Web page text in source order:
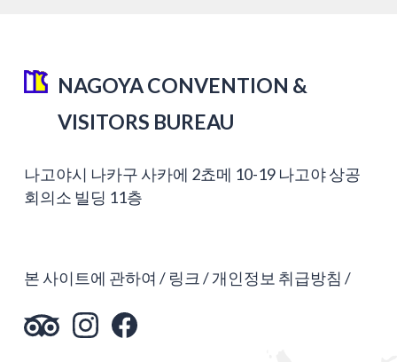
NAGOYA CONVENTION &
VISITORS BUREAU
나고야시 나카구 사카에 2쵸메 10-19 나고야 상공
회의소 빌딩 11층
본 사이트에 관하여 링크 개인정보 취급방침